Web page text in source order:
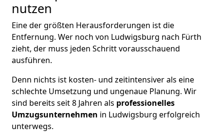
nutzen
Eine der größten Herausforderungen ist die
Entfernung. Wer noch von Ludwigsburg nach Fürth
zieht, der muss jeden Schritt vorausschauend
ausführen.
Denn nichts ist kosten- und zeitintensiver als eine
schlechte Umsetzung und ungenaue Planung. Wir
sind bereits seit 8 Jahren als professionelles
Umzugsunternehmen in Ludwigsburg erfolgreich
unterwegs.